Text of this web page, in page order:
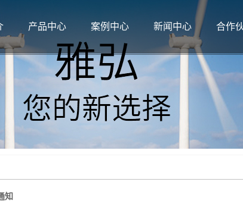
产品中心
tpu薄膜
tpu复合材料
案例中心
案例展示
新闻中心
公司新闻
技术知识
合作
知